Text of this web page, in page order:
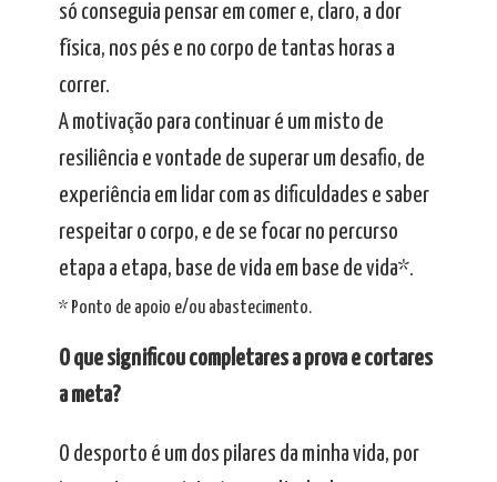
só conseguia pensar em comer e, claro, a dor
física, nos pés e no corpo de tantas horas a
correr.
A motivação para continuar é um misto de
resiliência e vontade de superar um desafio, de
experiência em lidar com as dificuldades e saber
respeitar o corpo, e de se focar no percurso
etapa a etapa, base de vida em base de vida*.
* Ponto de apoio e/ou abastecimento.
O que significou completares a prova e cortares
a meta?
O desporto é um dos pilares da minha vida, por